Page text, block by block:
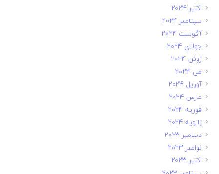
اکتبر 2024
سپتامبر 2024
آگوست 2024
جولای 2024
ژوئن 2024
می 2024
آوریل 2024
مارس 2024
فوریه 2024
ژانویه 2024
دسامبر 2023
نوامبر 2023
اکتبر 2023